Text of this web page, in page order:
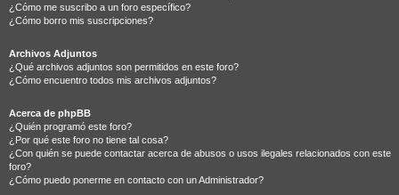
¿Cómo me suscribo a un foro específico?
¿Cómo borro mis suscripciones?
Archivos Adjuntos
¿Qué archivos adjuntos son permitidos en este foro?
¿Cómo encuentro todos mis archivos adjuntos?
Acerca de phpBB
¿Quién programó este foro?
¿Por qué este foro no tiene tal cosa?
¿Con quién se puede contactar acerca de abusos o usos ilegales relacionados con este
foro?
¿Cómo puedo ponerme en contacto con un Administrador?